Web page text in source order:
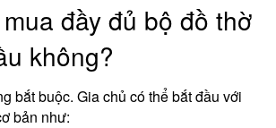
đầy đủ bộ đồ thờ
không?
bắt buộc. Gia chủ có thể bắt đầu với
bản như: